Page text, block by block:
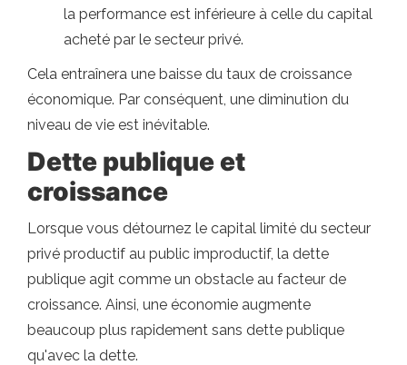
la performance est inférieure à celle du capital
acheté par le secteur privé.
Cela entraînera une baisse du taux de croissance
économique. Par conséquent, une diminution du
niveau de vie est inévitable.
Dette publique et
croissance
Lorsque vous détournez le capital limité du secteur
privé productif au public improductif, la dette
publique agit comme un obstacle au facteur de
croissance. Ainsi, une économie augmente
beaucoup plus rapidement sans dette publique
qu'avec la dette.